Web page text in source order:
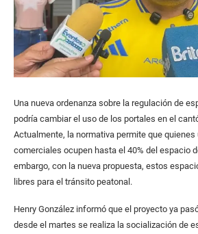
Una nueva ordenanza sobre la regulación de
podría cambiar el uso de los portales en el
Actualmente, la normativa permite que
comerciales ocupen hasta el 40% del espacio
embargo, con la nueva propuesta, estos
libres para el tránsito peatonal.
Henry González informó que el proyecto ya
desde el martes se realiza la socialización de